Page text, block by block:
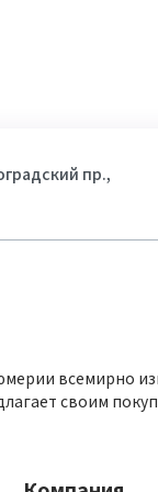
пр.,
всемирно
своим